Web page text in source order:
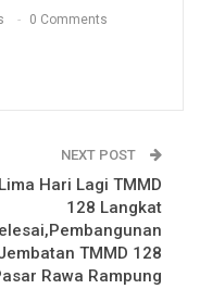
0 Comments
NEXT POST
Lima Hari Lagi TMMD
128 Langkat
TMMD 128
Rawa Rampung